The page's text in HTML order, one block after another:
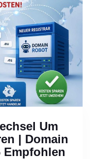
Um
| Domain
Empfohlen